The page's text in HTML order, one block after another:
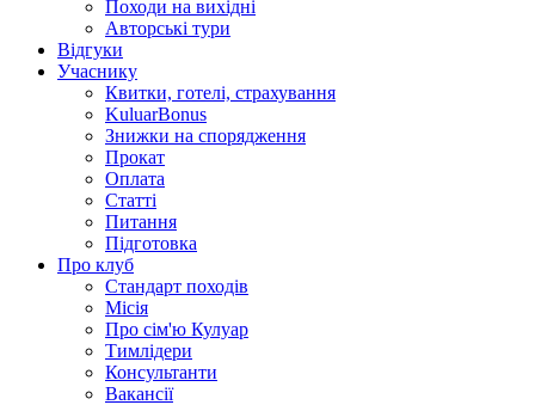
Походи на вихідні
Авторські тури
Відгуки
Учаснику
Квитки, готелі, страхування
KuluarBonus
Знижки на спорядження
Прокат
Оплата
Статті
Питання
Підготовка
Про клуб
Стандарт походів
Місія
Про сім'ю Кулуар
Тимлідери
Консультанти
Вакансії